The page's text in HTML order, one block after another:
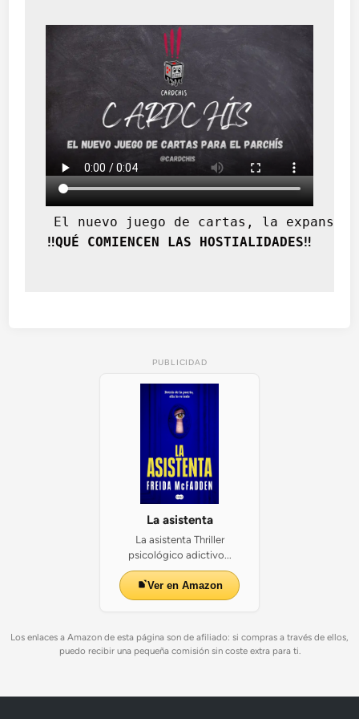
El nuevo juego de cartas, la
‼️QUÉ COMIENCEN LAS HOSTIALIDADES‼️
PUBLICIDAD
La asistenta
La asistenta Thriller
psicológico adictivo...
Ver en Amazon
Los enlaces a Amazon de esta página son de afiliado: si compras a través de ellos,
puedo recibir una pequeña comisión sin coste extra para ti.